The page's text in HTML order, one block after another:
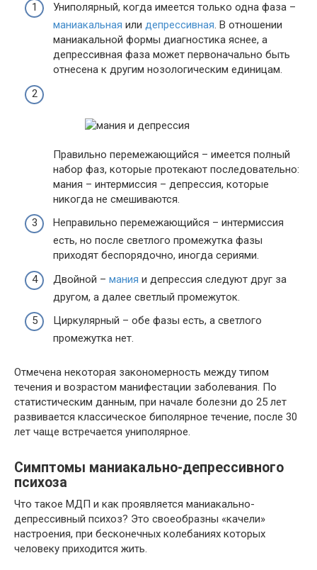
Униполярный, когда имеется только одна фаза –
маниакальная или депрессивная. В отношении
маниакальной формы диагностика яснее, а
депрессивная фаза может первоначально быть
отнесена к другим нозологическим единицам.
Правильно перемежающийся – имеется полный
набор фаз, которые протекают последовательно:
мания – интермиссия – депрессия, которые
никогда не смешиваются.
Неправильно перемежающийся – интермиссия
есть, но после светлого промежутка фазы
приходят беспорядочно, иногда сериями.
Двойной – мания и депрессия следуют друг за
другом, а далее светлый промежуток.
Циркулярный – обе фазы есть, а светлого
промежутка нет.
Отмечена некоторая закономерность между типом
течения и возрастом манифестации заболевания. По
статистическим данным, при начале болезни до 25 лет
развивается классическое биполярное течение, после 30
лет чаще встречается униполярное.
Симптомы маниакально-депрессивного
психоза
Что такое МДП и как проявляется маниакально-
депрессивный психоз? Это своеобразны «качели»
настроения, при бесконечных колебаниях которых
человеку приходится жить.